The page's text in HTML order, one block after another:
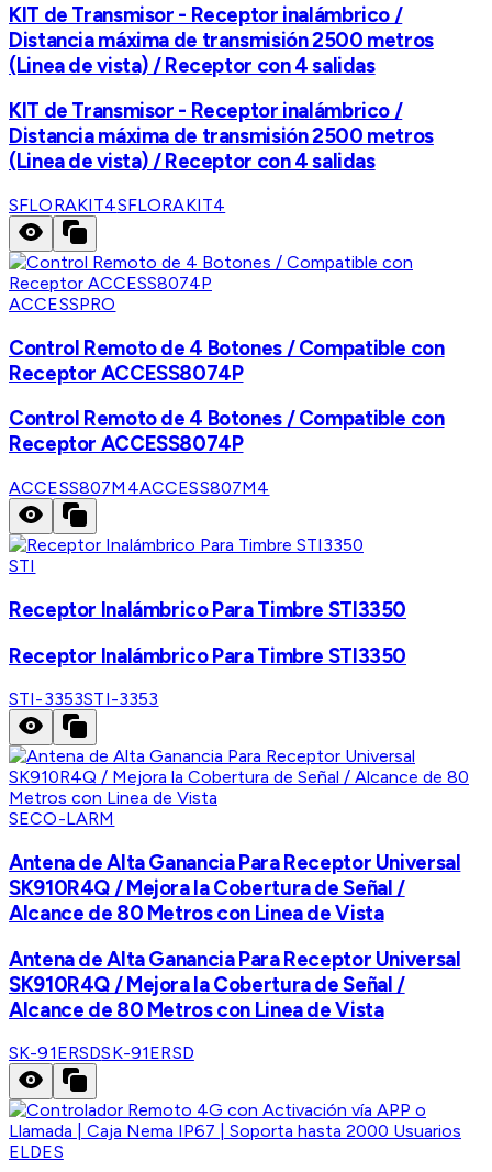
KIT de Transmisor - Receptor inalámbrico /
Distancia máxima de transmisión 2500 metros
(Linea de vista) / Receptor con 4 salidas
KIT de Transmisor - Receptor inalámbrico /
Distancia máxima de transmisión 2500 metros
(Linea de vista) / Receptor con 4 salidas
SFLORAKIT4SFLORAKIT4
ACCESSPRO
Control Remoto de 4 Botones / Compatible con
Receptor ACCESS8074P
Control Remoto de 4 Botones / Compatible con
Receptor ACCESS8074P
ACCESS807M4ACCESS807M4
STI
Receptor Inalámbrico Para Timbre STI3350
Receptor Inalámbrico Para Timbre STI3350
STI-3353STI-3353
SECO-LARM
Antena de Alta Ganancia Para Receptor Universal
SK910R4Q / Mejora la Cobertura de Señal /
Alcance de 80 Metros con Linea de Vista
Antena de Alta Ganancia Para Receptor Universal
SK910R4Q / Mejora la Cobertura de Señal /
Alcance de 80 Metros con Linea de Vista
SK-91ERSDSK-91ERSD
ELDES